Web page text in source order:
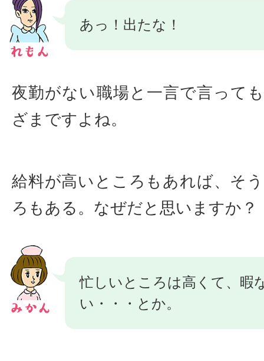
あっ！出たな！
夜勤がない職場と一言で言って
ざまですよね。
給料が高いところもあれば、そ
ろもある。なぜだと思いますか？
忙しいところは高くて、暇
い・・・とか。